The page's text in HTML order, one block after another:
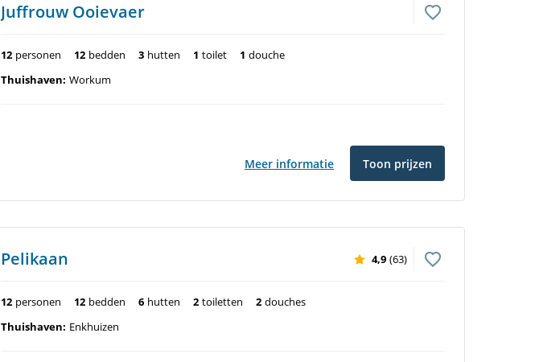
Juffrouw Ooievaer
12 personen 12 bedden 3 hutten 1 toilet 1 douche
Thuishaven: Workum
Meer informatie Toon prijzen
Pelikaan 4,9 (63)
12 personen 12 bedden 6 hutten 2 toiletten 2 douches
Thuishaven: Enkhuizen